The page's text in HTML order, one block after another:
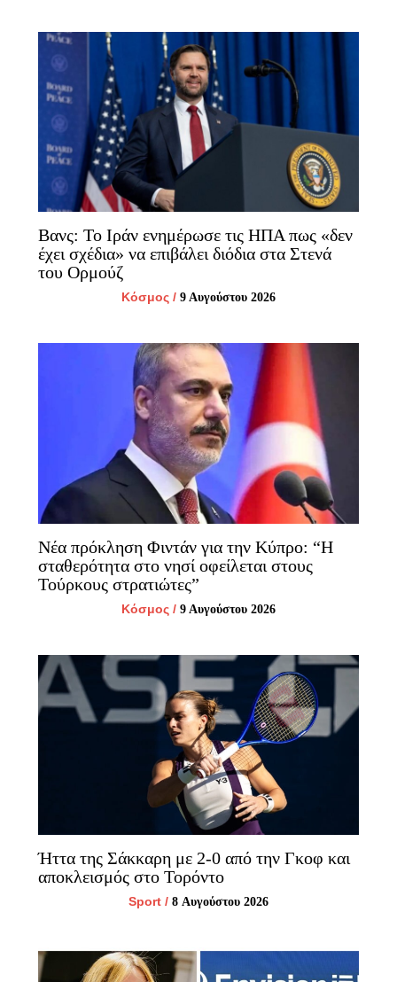
Βανς: Το Ιράν ενημέρωσε τις ΗΠΑ πως «δεν
έχει σχέδια» να επιβάλει διόδια στα Στενά
του Ορμούζ
Κόσμος / 9 Αυγούστου 2026
Νέα πρόκληση Φιντάν για την Κύπρο: “Η
σταθερότητα στο νησί οφείλεται στους
Τούρκους στρατιώτες”
Κόσμος / 9 Αυγούστου 2026
Ήττα της Σάκκαρη με 2-0 από την Γκοφ και
αποκλεισμός στο Τορόντο
Sport / 8 Αυγούστου 2026